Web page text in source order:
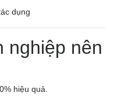
dụng
nghiệp nên
hiệu quả.